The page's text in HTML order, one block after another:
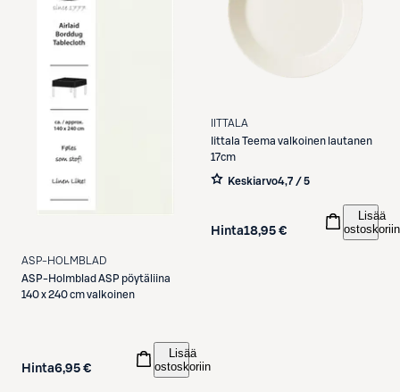
ASP-HOLMBLAD
ASP-Holmblad ASP pöytäliina
140 x 240 cm valkoinen
Hinta6,95 €
Lisää
ostoskoriin
IITTALA
Iittala Teema valkoinen lautanen
17cm
Keskiarvo4,7 / 5
Hinta18,95 €
Lisää
ostoskoriin